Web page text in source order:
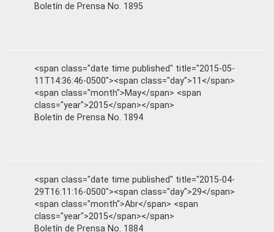
Boletín de Prensa No. 1895
<span class="date time published" title="2015-05-
11T14:36:46-0500"><span class="day">11</span>
<span class="month">May</span> <span
class="year">2015</span></span>
Boletín de Prensa No. 1894
<span class="date time published" title="2015-04-
29T16:11:16-0500"><span class="day">29</span>
<span class="month">Abr</span> <span
class="year">2015</span></span>
Boletín de Prensa No. 1884